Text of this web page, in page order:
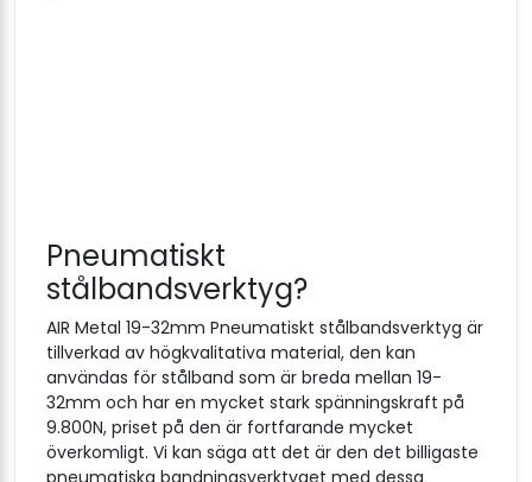
Pneumatiskt
stålbandsverktyg?
AIR Metal 19-32mm Pneumatiskt stålbandsverktyg är
tillverkad av högkvalitativa material, den kan
användas för stålband som är breda mellan 19-
32mm och har en mycket stark spänningskraft på
9.800N, priset på den är fortfarande mycket
överkomligt. Vi kan säga att det är den det billigaste